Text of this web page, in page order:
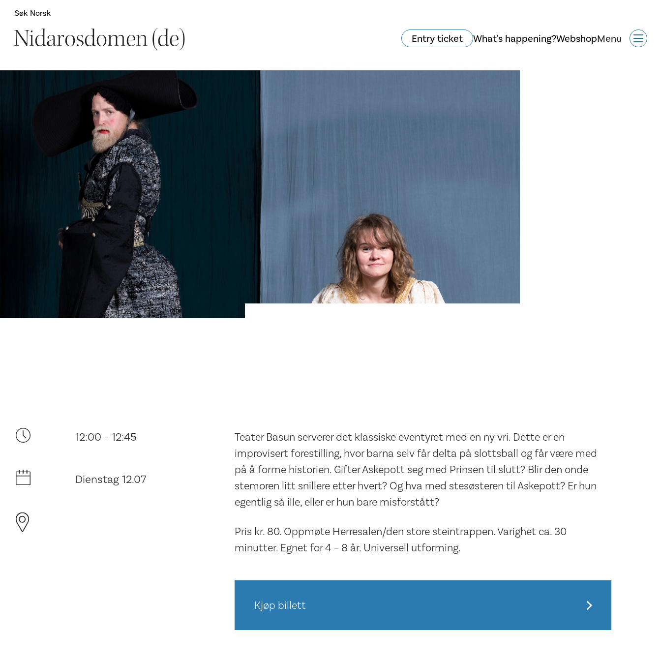
Søk Norsk
Nidarosdomen (de) Entry ticket What's happening?WebshopMenu
12:00 - 12:45
Dienstag 12.07
Teater Basun serverer det klassiske eventyret med en ny vri. Dette er en
improvisert forestilling, hvor barna selv får delta på slottsball og får være med
på å forme historien. Gifter Askepott seg med Prinsen til slutt? Blir den onde
stemoren litt snillere etter hvert? Og hva med stesøsteren til Askepott? Er hun
egentlig så ille, eller er hun bare misforstått?
Pris kr. 80. Oppmøte Herresalen/den store steintrappen. Varighet ca. 30
minutter. Egnet for 4 – 8 år. Universell utforming.
Kjøp billett